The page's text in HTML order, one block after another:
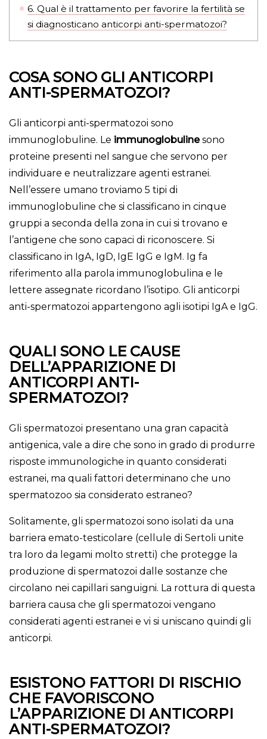
6. Qual è il trattamento per favorire la fertilità se
si diagnosticano anticorpi anti-spermatozoi?
COSA SONO GLI ANTICORPI
ANTI-SPERMATOZOI?
Gli anticorpi anti-spermatozoi sono
immunoglobuline. Le immunoglobulinesono
proteine presenti nel sangue che servono per
individuare e neutralizzare agenti estranei.
Nell’essere umano troviamo 5 tipi di
immunoglobuline che si classificano in cinque
gruppi a seconda della zona in cui si trovano e
l’antigene che sono capaci di riconoscere. Si
classificano in IgA, IgD, IgE IgG e IgM. Ig fa
riferimento alla parola immunoglobulina e le
lettere assegnate ricordano l’isotipo. Gli anticorpi
anti-spermatozoi appartengono agli isotipi IgA e IgG.
QUALI SONO LE CAUSE
DELL’APPARIZIONE DI
ANTICORPI ANTI-
SPERMATOZOI?
Gli spermatozoi presentano una gran capacità
antigenica, vale a dire che sono in grado di produrre
risposte immunologiche in quanto considerati
estranei, ma quali fattori determinano che uno
spermatozoo sia considerato estraneo?
Solitamente, gli spermatozoi sono isolati da una
barriera emato-testicolare (cellule di Sertoli unite
tra loro da legami molto stretti) che protegge la
produzione di spermatozoi dalle sostanze che
circolano nei capillari sanguigni. La rottura di questa
barriera causa che gli spermatozoi vengano
considerati agenti estranei e vi si uniscano quindi gli
anticorpi.
ESISTONO FATTORI DI RISCHIO
CHE FAVORISCONO
L’APPARIZIONE DI ANTICORPI
ANTI-SPERMATOZOI?